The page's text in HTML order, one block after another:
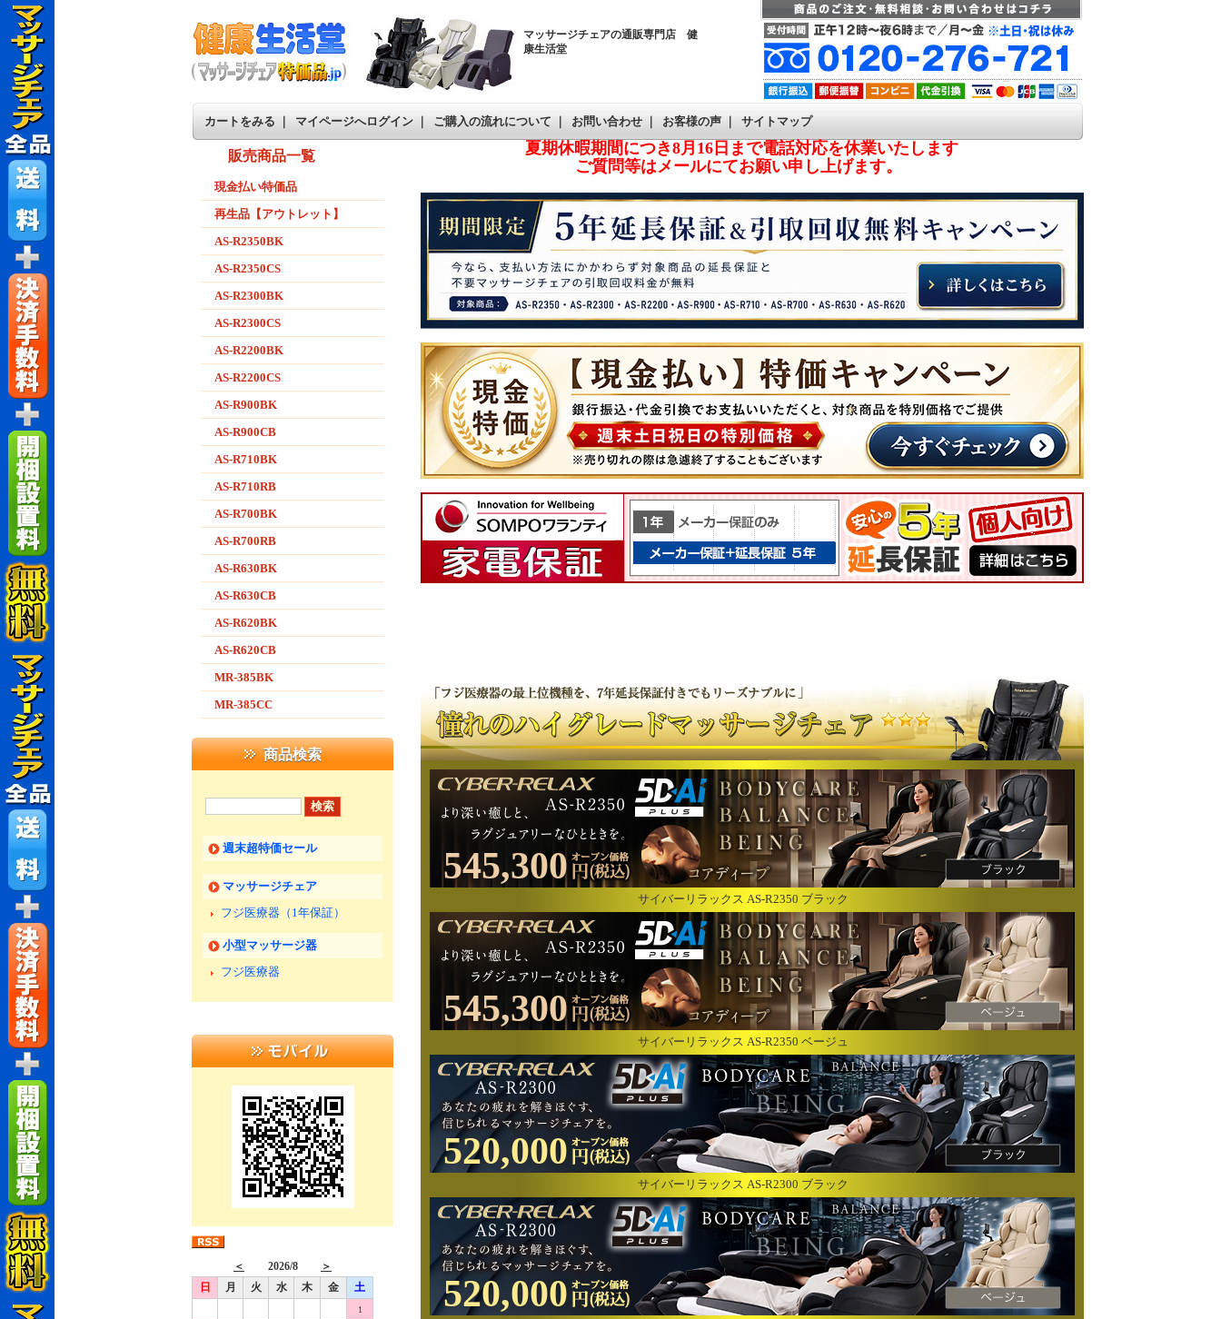
マッサージチェアの通販専門店 健
康生活堂
カートをみる マイページへログイン ご購入の流れについて お問い合わせ お客様の声 サイトマップ
販売商品一覧
現金払い特価品
再生品【アウトレット】
AS-R2350BK
AS-R2350CS
AS-R2300BK
AS-R2300CS
AS-R2200BK
AS-R2200CS
AS-R900BK
AS-R900CB
AS-R710BK
AS-R710RB
AS-R700BK
AS-R700RB
AS-R630BK
AS-R630CB
AS-R620BK
AS-R620CB
MR-385BK
MR-385CC
商品検索
週末超特価セール
マッサージチェア
フジ医療器（1年保証）
小型マッサージ器
フジ医療器
夏期休暇期間につき8月16日まで電話対応を休業いたします
ご質問等はメールにてお願い申し上げます。
545,300
サイバーリラックス AS-R2350 ブラック
545,300
サイバーリラックス AS-R2350 ベージュ
520,000
サイバーリラックス AS-R2300 ブラック
520,000